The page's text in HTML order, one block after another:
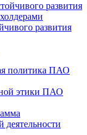
развития
развития
политика ПАО
этики ПАО
деятельности